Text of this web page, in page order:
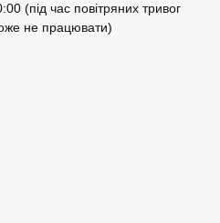
(під час повітряних тривог
не працювати)